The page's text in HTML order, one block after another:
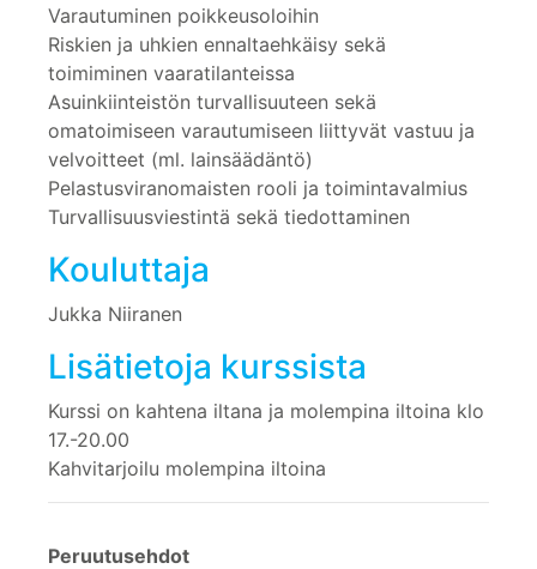
Varautuminen poikkeusoloihin
Riskien ja uhkien ennaltaehkäisy sekä
toimiminen vaaratilanteissa
Asuinkiinteistön turvallisuuteen sekä
omatoimiseen varautumiseen liittyvät vastuu ja
velvoitteet (ml. lainsäädäntö)
Pelastusviranomaisten rooli ja toimintavalmius
Turvallisuusviestintä sekä tiedottaminen
Kouluttaja
Jukka Niiranen
Lisätietoja kurssista
Kurssi on kahtena iltana ja molempina iltoina klo
17.-20.00
Kahvitarjoilu molempina iltoina
Peruutusehdot